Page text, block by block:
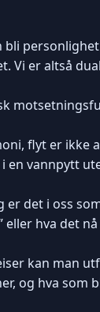
bli
Vi er altså
flyt er ikke
en vannpytt
er det i oss
eller hva det
kan man
og hva som